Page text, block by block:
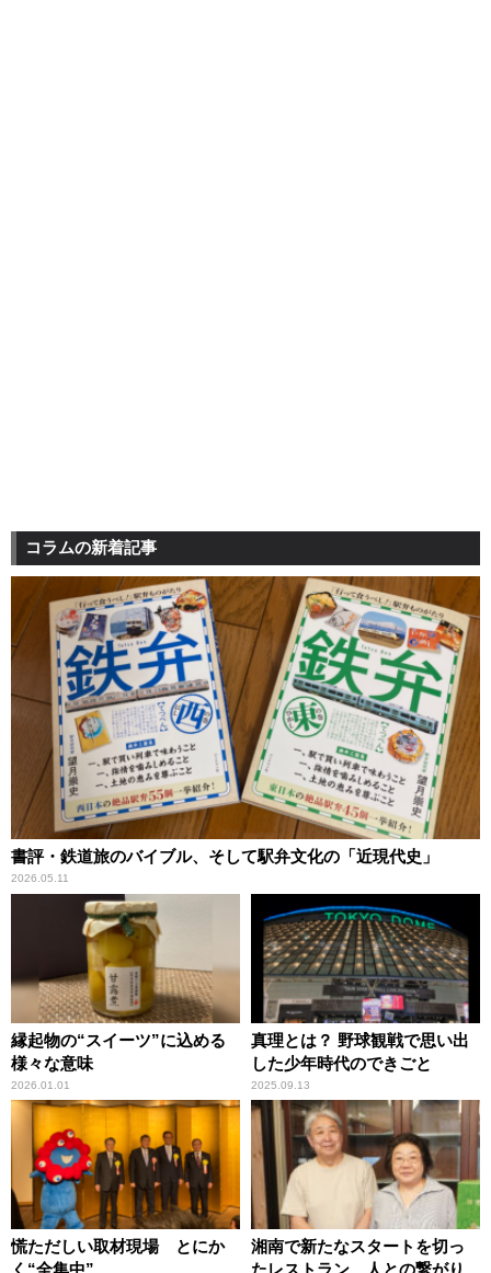
コラムの新着記事
書評・鉄道旅のバイブル、そして駅弁文化の「近現代史」
2026.05.11
縁起物の“スイーツ”に込める
様々な意味
2026.01.01
真理とは？ 野球観戦で思い出
した少年時代のできごと
2025.09.13
慌ただしい取材現場 とにか
く“全集中”
湘南で新たなスタートを切っ
たレストラン 人との繋がり